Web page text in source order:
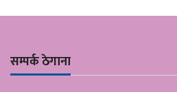
सम्पर्क ठेगाना